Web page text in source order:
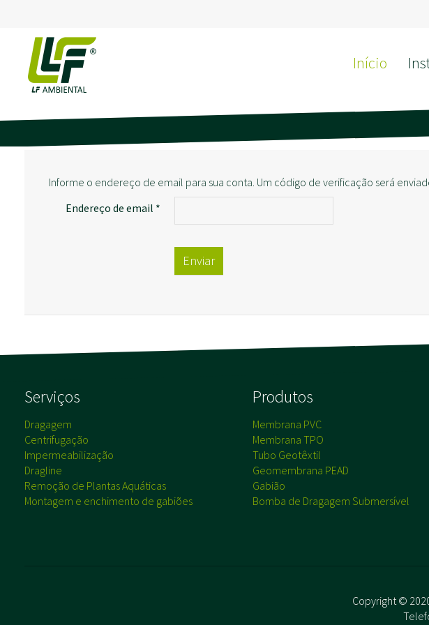
Início
Informe o endereço de email para sua conta. Um código de verificação será
Endereço de email *
Enviar
Serviços
Dragagem
Centrifugação
Impermeabilização
Dragline
Remoção de Plantas Aquáticas
Montagem e enchimento de gabiões
Produtos
Membrana PVC
Membrana TPO
Tubo Geotêxtil
Geomembrana PEAD
Gabião
Bomba de Dragagem Submersível
Copyright ©